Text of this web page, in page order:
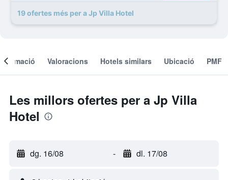
19 ofertes més per a Jp Villa Hotel
Valoracions Hotels similars Ubicació PMF
Les millors ofertes per a Jp Villa
Hotel
dg. 16/08 - dl. 17/08